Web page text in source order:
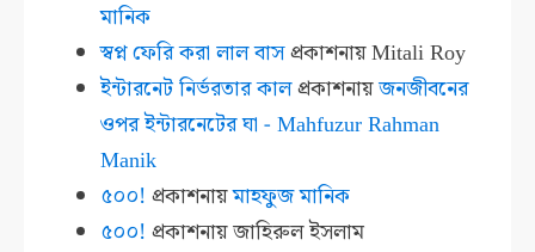
মানিক
স্বপ্ন ফেরি করা লাল বাসপ্রকাশনায়Mitali Roy
ইন্টারনেট নির্ভরতার কালপ্রকাশনায়জনজীবনের
ওপর ইন্টারনেটের ঘা - Mahfuzur Rahman
Manik
৫০০! প্রকাশনায়মাহফুজ মানিক
৫০০! প্রকাশনায়জাহিরুল ইসলাম